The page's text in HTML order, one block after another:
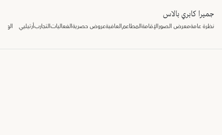
جميرا كابري بالاس
نظرة عامةمعرض الصورالإقامةالمطاعمالعافيةعروض حصريةالفعالياتالتجاربأرتيليي